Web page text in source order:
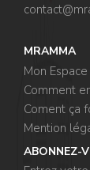
MRAMMA
Mon Espace
Comment
Coment ça
Mention
ABONNEZ-